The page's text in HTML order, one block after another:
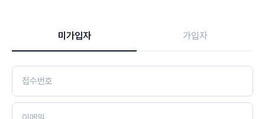
미가입자 가입자